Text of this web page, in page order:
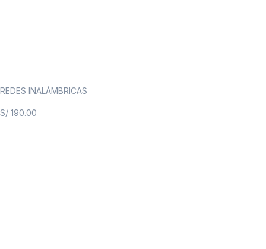
REDES INALÁMBRICAS
S/ 190.00